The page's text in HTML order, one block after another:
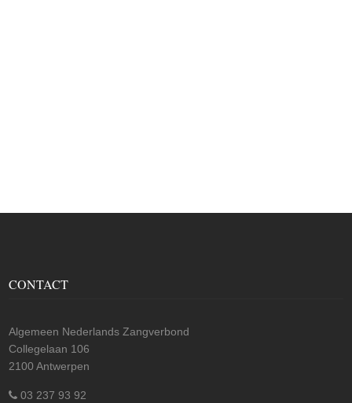
CONTACT
Algemeen Nederlands Zangverbond
Collegelaan 106
2100 Antwerpen
03 237 93 92